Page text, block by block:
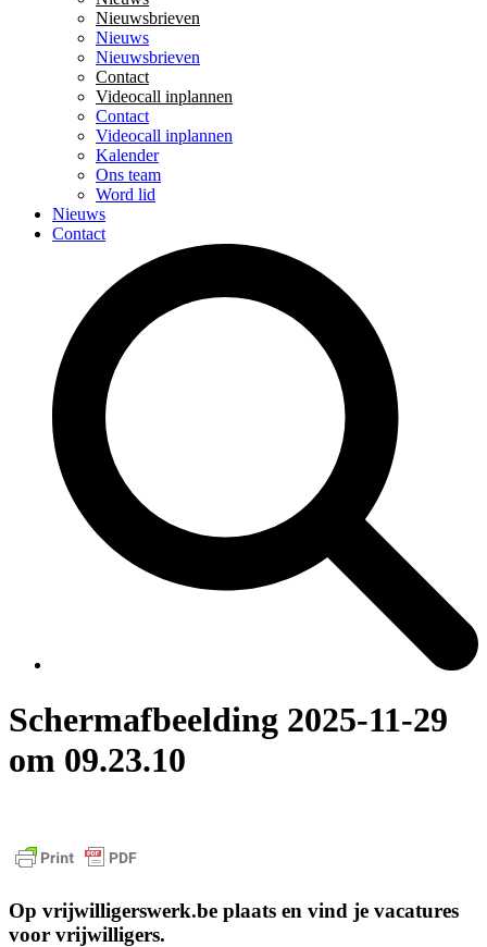
Nieuwsbrieven
Nieuws
Nieuwsbrieven
Contact
Videocall inplannen
Contact
Videocall inplannen
Kalender
Ons team
Word lid
Nieuws
Contact
Scherm­afbeelding 2025-11-29
om 09.23.10
Op vrijwilligerswerk.be plaats en vind je vacatures
voor vrijwilligers.